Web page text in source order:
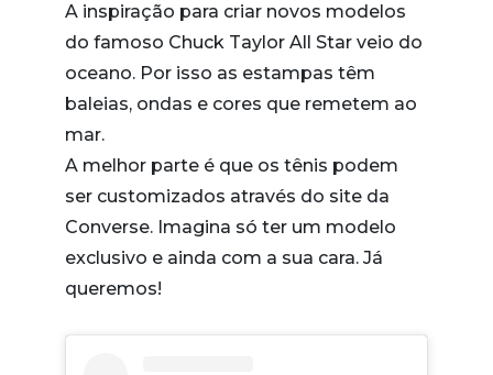
A inspiração para criar novos modelos
do famoso Chuck Taylor All Star veio do
oceano. Por isso as estampas têm
baleias, ondas e cores que remetem ao
mar.
A melhor parte é que os tênis podem
ser customizados através do site da
Converse. Imagina só ter um modelo
exclusivo e ainda com a sua cara. Já
queremos!